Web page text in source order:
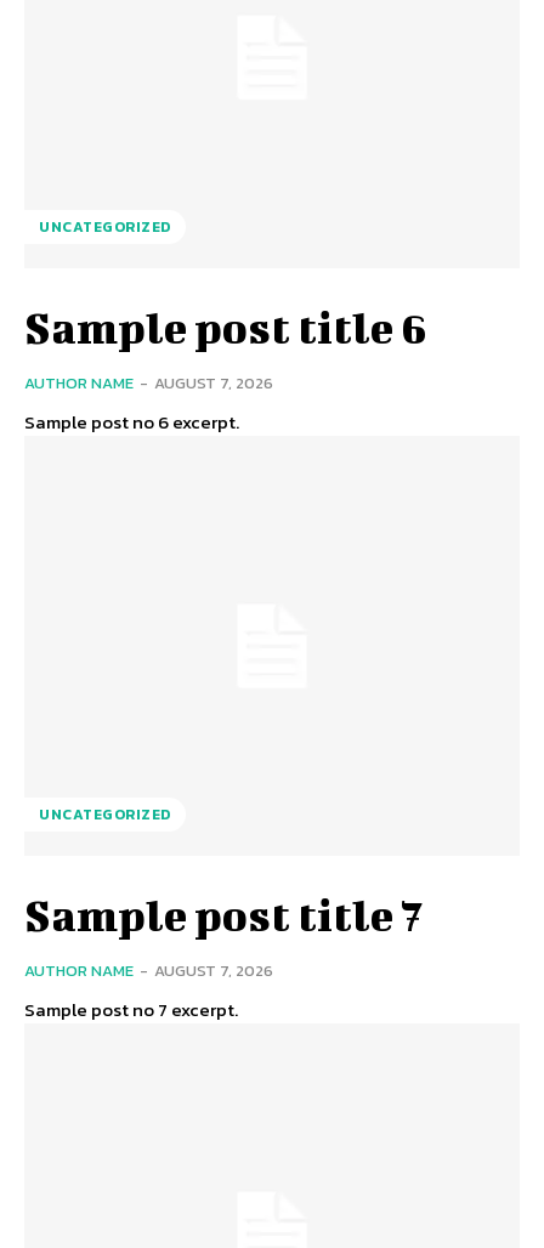
UNCATEGORIZED
Sample post title 6
AUTHOR NAME - AUGUST 7, 2026
Sample post no 6 excerpt.
UNCATEGORIZED
Sample post title 7
AUTHOR NAME - AUGUST 7, 2026
Sample post no 7 excerpt.